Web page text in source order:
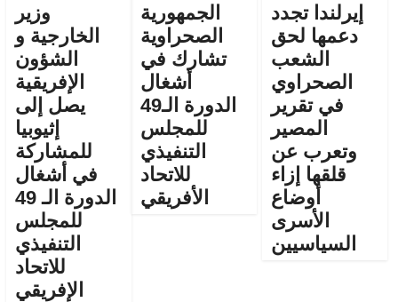
إيرلندا تجدد
دعمها لحق
الشعب
الصحراوي
في تقرير
المصير
وتعرب عن
قلقها إزاء
أوضاع
الأسرى
السياسيين
الجمهورية
الصحراوية
تشارك في
أشغال
الدورة الـ49
للمجلس
التنفيذي
للاتحاد
الأفريقي
وزير
الخارجية و
الشؤون
الإفريقية
يصل إلى
إثيوبيا
للمشاركة
في أشغال
الدورة الـ 49
للمجلس
التنفيذي
للاتحاد
الإفريقي